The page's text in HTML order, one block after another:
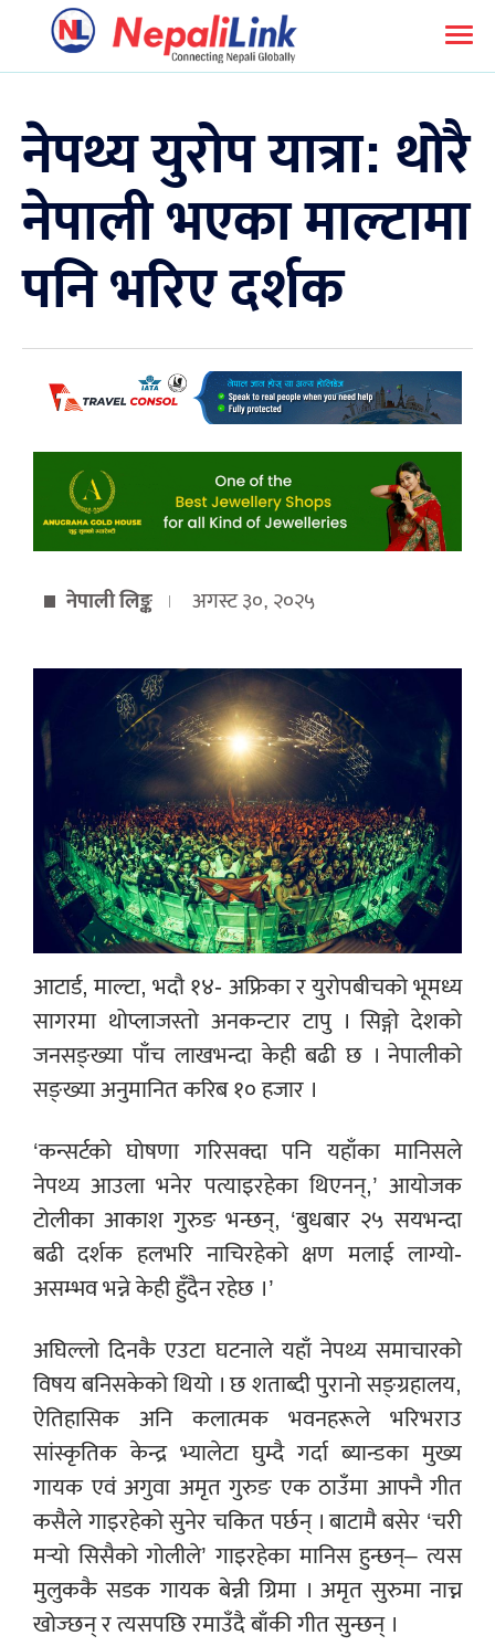
नेपथ्य युरोप यात्रा: थोरै
नेपाली भएका माल्टामा
पनि भरिए दर्शक
नेपाली लिङ्क अगस्ट ३०, २०२५
आटार्ड, माल्टा, भदौ १४- अफ्रिका र युरोपबीचको भूमध्य
सागरमा थोप्लाजस्तो अनकन्टार टापु । सिङ्गो देशको
जनसङ्ख्या पाँच लाखभन्दा केही बढी छ । नेपालीको
सङ्ख्या अनुमानित करिब १० हजार ।
‘कन्सर्टको घोषणा गरिसक्दा पनि यहाँका मानिसले
नेपथ्य आउला भनेर पत्याइरहेका थिएनन्,’ आयोजक
टोलीका आकाश गुरुङ भन्छन्, ‘बुधबार २५ सयभन्दा
बढी दर्शक हलभरि नाचिरहेको क्षण मलाई लाग्यो-
असम्भव भन्ने केही हुँदैन रहेछ ।’
अघिल्लो दिनकै एउटा घटनाले यहाँ नेपथ्य समाचारको
विषय बनिसकेको थियो । छ शताब्दी पुरानो सङ्ग्रहालय,
ऐतिहासिक अनि कलात्मक भवनहरूले भरिभराउ
सांस्कृतिक केन्द्र भ्यालेटा घुम्दै गर्दा ब्यान्डका मुख्य
गायक एवं अगुवा अमृत गुरुङ एक ठाउँमा आफ्नै गीत
कसैले गाइरहेको सुनेर चकित पर्छन् । बाटामै बसेर ‘चरी
मर्‍यो सिसैको गोलीले’ गाइरहेका मानिस हुन्छन्– त्यस
मुलुककै सडक गायक बेन्नी ग्रिमा । अमृत सुरुमा नाच्न
खोज्छन् र त्यसपछि रमाउँदै बाँकी गीत सुन्छन् ।